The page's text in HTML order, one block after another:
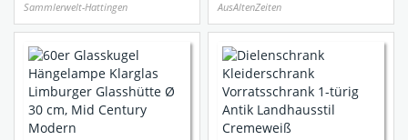
Sammlerwelt-Hattingen AusAltenZeiten